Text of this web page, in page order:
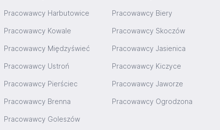
Pracowawcy Harbutowice Pracowawcy Biery
Pracowawcy Kowale Pracowawcy Skoczów
Pracowawcy Międzyświeć Pracowawcy Jasienica
Pracowawcy Ustroń Pracowawcy Kiczyce
Pracowawcy Pierściec Pracowawcy Jaworze
Pracowawcy Brenna Pracowawcy Ogrodzona
Pracowawcy Goleszów